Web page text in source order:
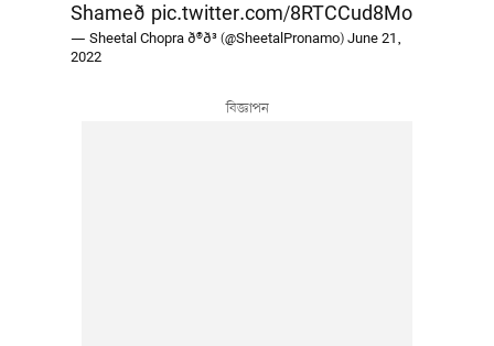
Shameð pic.twitter.com/8RTCCud8Mo
— Sheetal Chopra ð®ð³ (@SheetalPronamo)June 21,
2022